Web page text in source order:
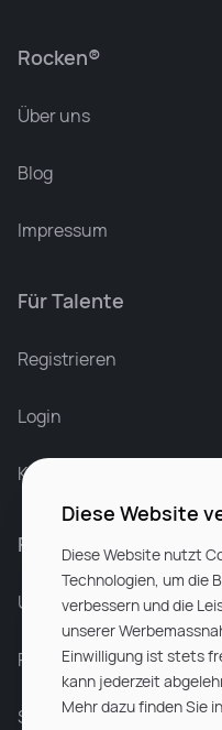
Rocken®
Über uns
Blog
Impressum
Für Talente
Registrieren
Login
Karriere bei Rocken
Für Unternehmen
Unsere Dienstleistungen
Partnerunternehmen
Sitemap
Diese Website
Diese Website nutzt
Technologien, um die
verbessern und die
unserer
Einwilligung ist stets
kann jederzeit
Mehr dazu finden Sie